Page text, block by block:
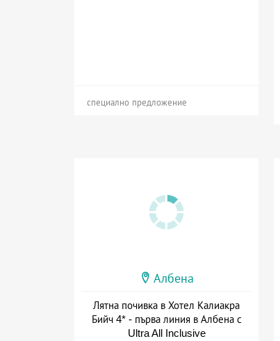
специално предложение
Албена
Лятна почивка в Хотел Калиакра
Бийч 4* - първа линия в Албена с
Ultra All Inclusive